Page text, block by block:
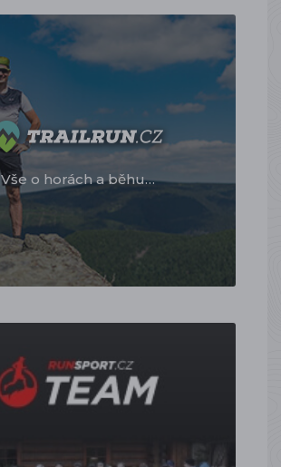
Vše o horách a běhu…